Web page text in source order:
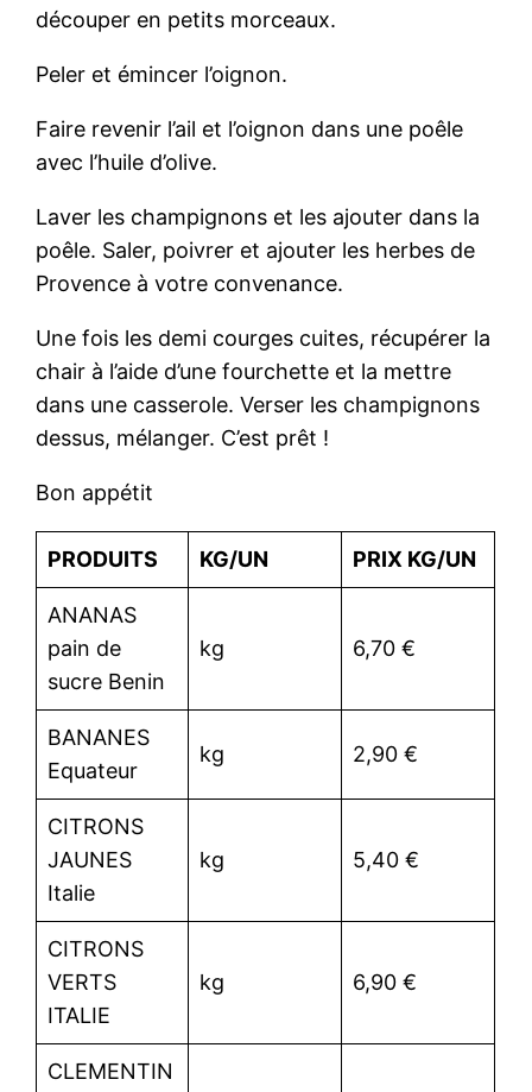
découper en petits morceaux.
Peler et émincer l’oignon.
Faire revenir l’ail et l’oignon dans une poêle
avec l’huile d’olive.
Laver les champignons et les ajouter dans la
poêle. Saler, poivrer et ajouter les herbes de
Provence à votre convenance.
Une fois les demi courges cuites, récupérer la
chair à l’aide d’une fourchette et la mettre
dans une casserole. Verser les champignons
dessus, mélanger. C’est prêt !
Bon appétit
PRODUITS KG/UN PRIX KG/UN
ANANAS
pain de
sucre Benin
kg 6,70 €
BANANES
Equateur
kg 2,90 €
CITRONS
JAUNES
Italie
kg 5,40 €
CITRONS
VERTS
ITALIE
kg 6,90 €
CLEMENTIN